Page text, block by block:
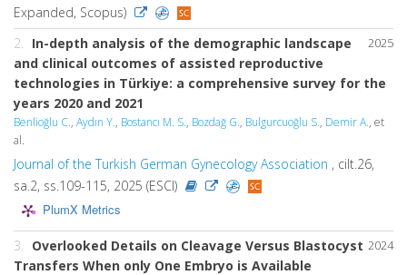
Expanded, Scopus)
2025
2.
In-depth analysis of the demographic landscape
and clinical outcomes of assisted reproductive
technologies in Türkiye: a comprehensive survey for the
years 2020 and 2021
Benlioğlu C., Aydın Y., Bostancı M. S., Bozdağ G., Bulgurcuoğlu S., Demir A., et
al.
Journal of the Turkish German Gynecology Association , cilt.26,
sa.2, ss.109-115, 2025 (ESCI)
PlumX Metrics
2024
3.
Overlooked Details on Cleavage Versus Blastocyst
Transfers When only One Embryo is Available